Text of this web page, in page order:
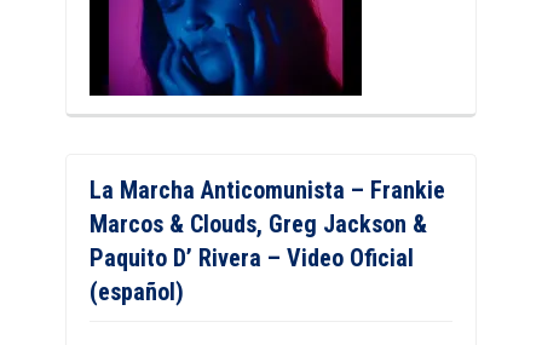
La Marcha Anticomunista – Frankie
Marcos & Clouds, Greg Jackson &
Paquito D’ Rivera – Video Oficial
(español)